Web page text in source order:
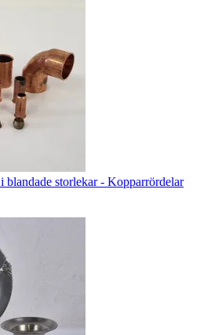
blandade storlekar - Kopparrördelar